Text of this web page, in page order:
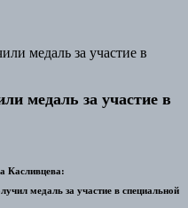
медаль за участие в
медаль за участие в
Касливцева:
медаль за участие в специальной